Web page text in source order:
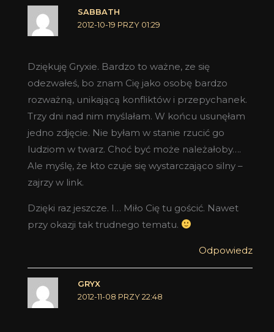
SABBATH
2012-10-19 PRZY 01:29
Dziękuję Gryxie. Bardzo to ważne, ze się
odezwałeś, bo znam Cię jako osobę bardzo
rozważną, unikającą konfliktów i przepychanek.
Trzy dni nad nim myślałam. W końcu usunęłam
jedno zdjęcie. Nie byłam w stanie rzucić go
ludziom w twarz. Choć być może należałoby….
Ale myślę, że kto czuje się wystarczająco silny –
zajrzy w link.
Dzięki raz jeszcze. I… Miło Cię tu gościć. Nawet
przy okazji tak trudnego tematu.
Odpowiedz
GRYX
2012-11-08 PRZY 22:48